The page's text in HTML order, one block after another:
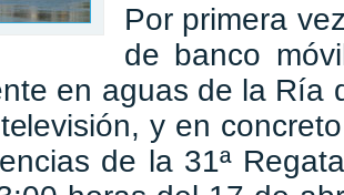
Por primera
de banco
en aguas de la Ría
y en
de la 31ª